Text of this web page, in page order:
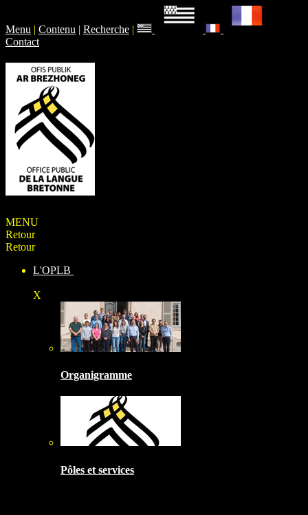
Menu | Contenu | Recherche |
Contact
MENU
Retour
Retour
L'OPLB
X
Organigramme
Pôles et services